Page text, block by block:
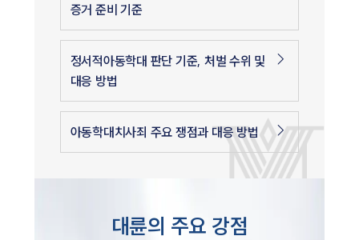
증거 준비 기준
정서적아동학대 판단 기준, 처벌 수위 및
대응 방법
아동학대치사죄 주요 쟁점과 대응 방법
대륜의 주요 강점